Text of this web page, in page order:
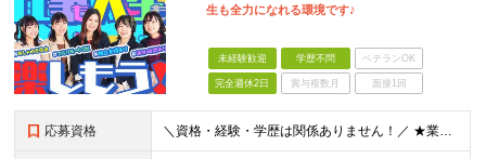
生も全力になれる環境です♪
未経験歓迎 学歴不問 ベテランOK
完全週休2日 賞与複数月 面接1回
応募資格 ＼資格・経験・学歴は関係ありません！／ ★業界・職種未経験歓迎！ ★第二新卒、既卒歓迎！ ★社会人未経験歓迎！ ―――――――――― こんな方におススメ！ ―――――――――― ◎ボードゲーム好き